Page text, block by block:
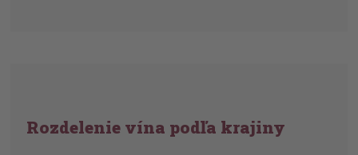
Rozdelenie vína podľa krajiny